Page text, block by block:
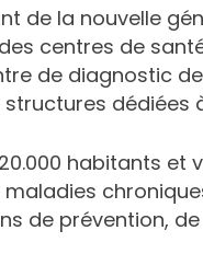
de la nouvelle
centres de
de diagnostic
dédiées
habitants et
de prévention,